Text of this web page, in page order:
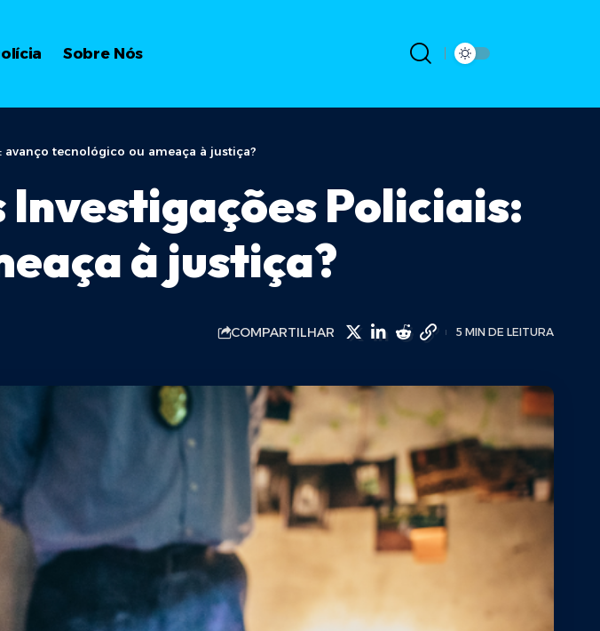
Sobre Nós
tecnológico ou ameaça à justiça?
Policiais:
à justiça?
COMPARTILHAR 5 MIN DE LEITURA